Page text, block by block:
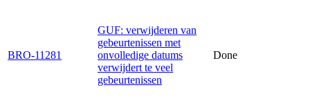
BRO-11281
GUF: verwijderen van
gebeurtenissen met
onvolledige datums
verwijdert te veel
gebeurtenissen
Done